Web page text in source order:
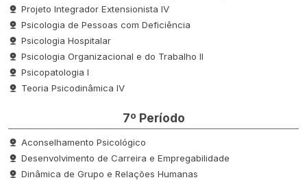
Projeto Integrador Extensionista IV
Psicologia de Pessoas com Deficiência
Psicologia Hospitalar
Psicologia Organizacional e do Trabalho II
Psicopatologia I
Teoria Psicodinâmica IV
7º Período
Aconselhamento Psicológico
Desenvolvimento de Carreira e Empregabilidade
Dinâmica de Grupo e Relações Humanas